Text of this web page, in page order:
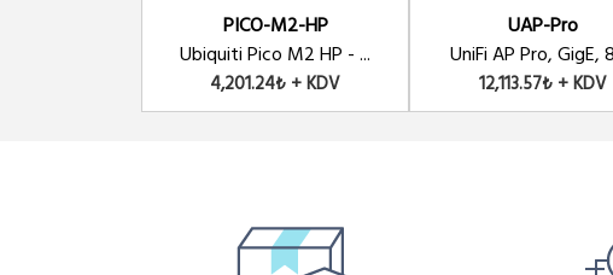
PICO-M2-HP
Ubiquiti Pico M2 HP - ...
4,201.24₺ + KDV
UAP-Pro
UniFi AP Pro, GigE,
12,113.57₺ + KDV